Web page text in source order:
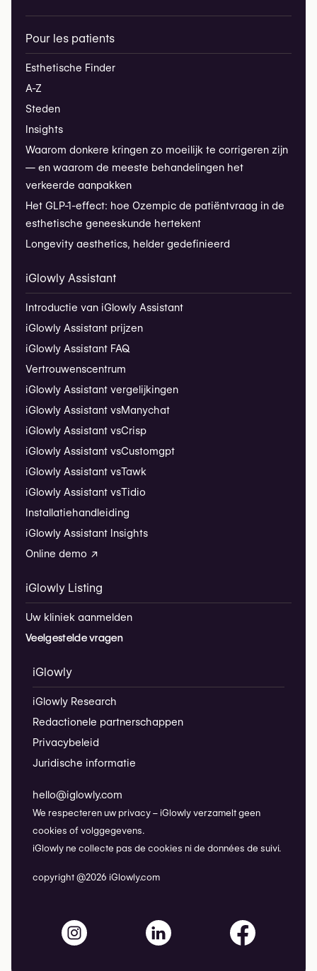
Pour les patients
Esthetische Finder
A-Z
Steden
Insights
Waarom donkere kringen zo moeilijk te corrigeren zijn
— en waarom de meeste behandelingen het
verkeerde aanpakken
Het GLP-1-effect: hoe Ozempic de patiëntvraag in de
esthetische geneeskunde hertekent
Longevity aesthetics, helder gedefinieerd
iGlowly Assistant
Introductie van iGlowly Assistant
iGlowly Assistant prijzen
iGlowly Assistant FAQ
Vertrouwenscentrum
iGlowly Assistant vergelijkingen
iGlowly Assistant vsManychat
iGlowly Assistant vsCrisp
iGlowly Assistant vsCustomgpt
iGlowly Assistant vsTawk
iGlowly Assistant vsTidio
Installatiehandleiding
iGlowly Assistant Insights
Online demo ↗
iGlowly Listing
Uw kliniek aanmelden
Veelgestelde vragen
iGlowly
iGlowly Research
Redactionele partnerschappen
Privacybeleid
Juridische informatie
hello@iglowly.com
We respecteren uw privacy – iGlowly verzamelt geen
cookies of volggegevens.
iGlowly ne collecte pas de cookies ni de données de suivi.
copyright @2026 iGlowly.com